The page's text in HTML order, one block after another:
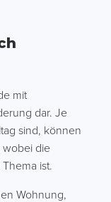
mit
dar. Je
sind, können
wobei die
ist.
Wohnung,